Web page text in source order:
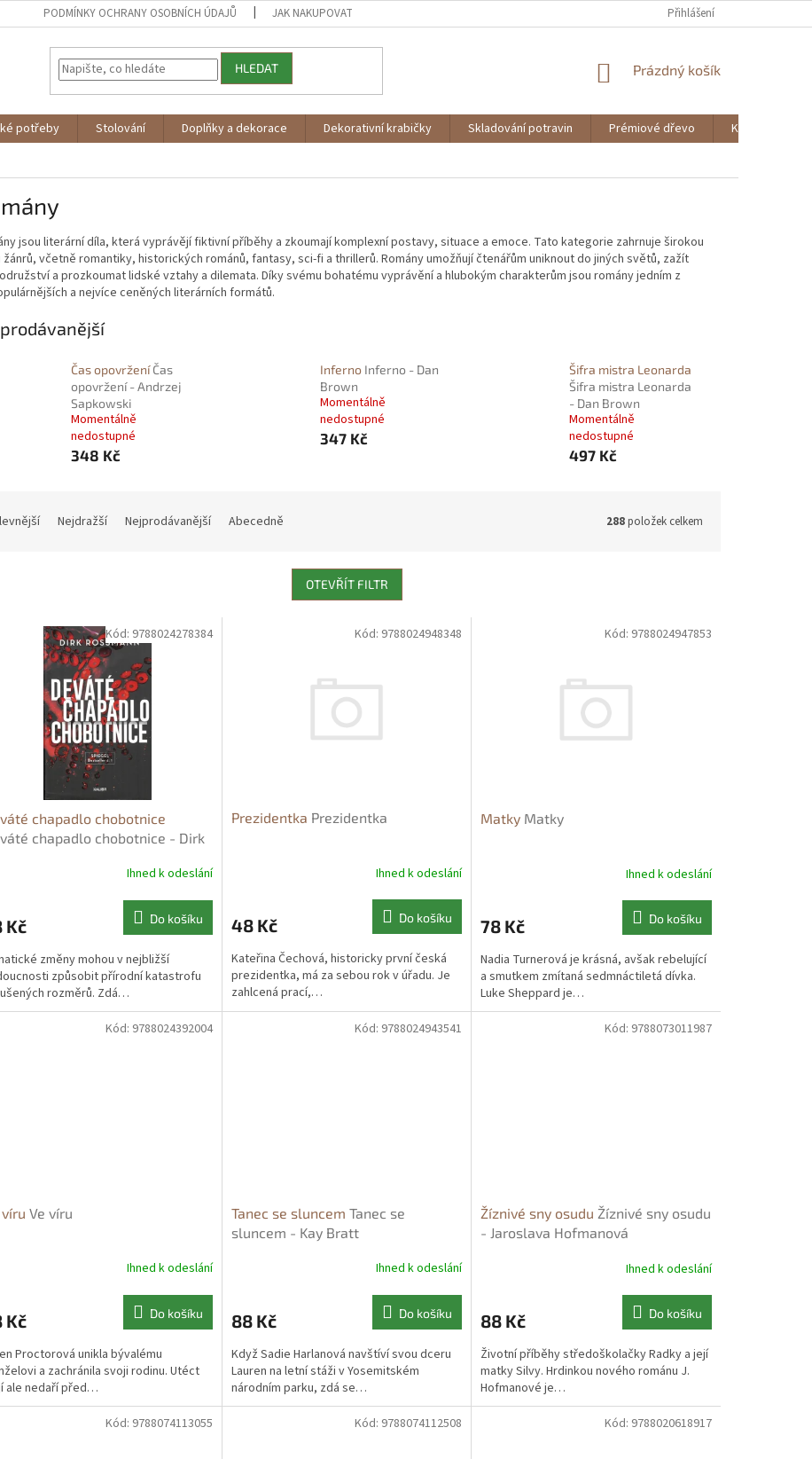
PODMÍNKY OCHRANY OSOBNÍCH ÚDAJŮ JAK NAKUPOVAT Přihlášení
HLEDAT
NÁKUPNÍ
Prázdný košík
potřeby Stolování Doplňky a dekorace Dekorativní krabičky Skladování potravin Prémiové dřevo
Knihy
jsou literární díla, která vyprávějí fiktivní příběhy a zkoumají komplexní postavy, situace a emoce. Tato kategorie zahrnuje širokou
žánrů, včetně romantiky, historických románů, fantasy, sci-fi a thrillerů. Romány umožňují čtenářům uniknout do jiných světů, zažít
a prozkoumat lidské vztahy a dilemata. Díky svému bohatému vyprávění a hlubokým charakterům jsou romány jedním z
a nejvíce ceněných literárních formátů.
Čas opovrženíČas
opovržení - Andrzej
Sapkowski
Momentálně
nedostupné
348 Kč
Inferno Inferno - Dan
Brown
Momentálně
nedostupné
347 Kč
Šifra mistra Leonarda
Šifra mistra Leonarda
- Dan Brown
Momentálně
nedostupné
497 Kč
Nejdražší Nejprodávanější Abecedně 288položek celkem
OTEVŘÍT FILTR
chapadlo chobotnice
chapadlo chobotnice - Dirk
Ihned k odeslání
Kč Do košíku
změny mohou v nejbližší
způsobit přírodní katastrofu
rozměrů. Zdá…
Kód: 9788024278384
Prezidentka Prezidentka
Ihned k odeslání
48 Kč Do košíku
Kateřina Čechová, historicky první česká
prezidentka, má za sebou rok v úřadu. Je
zahlcená prací,…
Kód: 9788024948348
Matky Matky
Ihned k odeslání
78 Kč Do košíku
Nadia Turnerová je krásná, avšak rebelující
a smutkem zmítaná sedmnáctiletá dívka.
Luke Sheppard je…
Kód: 9788024947853
Ve víru
Ihned k odeslání
Kč Do košíku
Proctorová unikla bývalému
a zachránila svoji rodinu. Utéct
ale nedaří před…
Kód: 9788024392004
Tanec se sluncem Tanec se
sluncem - Kay Bratt
Ihned k odeslání
88 Kč Do košíku
Když Sadie Harlanová navštíví svou dceru
Lauren na letní stáži v Yosemitském
národním parku, zdá se…
Kód: 9788024943541
Žíznivé sny osudu Žíznivé sny osudu
- Jaroslava Hofmanová
Ihned k odeslání
88 Kč Do košíku
Životní příběhy středoškolačky Radky a její
matky Silvy. Hrdinkou nového románu J.
Hofmanové je…
Kód: 9788073011987
Kód: 9788074113055 Kód: 9788074112508 Kód: 9788020618917